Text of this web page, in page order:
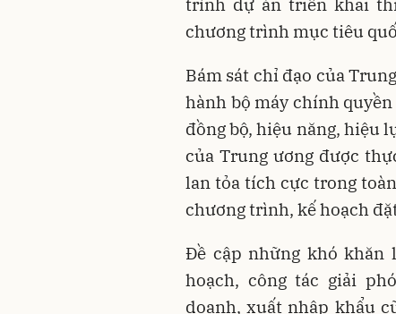
trình dự án triển khai
chương trình mục tiêu
Bám sát chỉ đạo của
hành bộ máy chính
đồng bộ, hiệu năng, hiệu
của Trung ương được
lan tỏa tích cực trong
chương trình, kế hoạch
Đề cập những khó khăn
hoạch, công tác giải
doanh, xuất nhập khẩu